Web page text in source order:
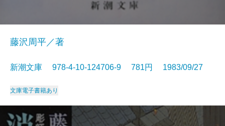
藤沢周平／著
新潮文庫 978-4-10-124706-9 781円 1983/09/27
文庫電子書籍あり